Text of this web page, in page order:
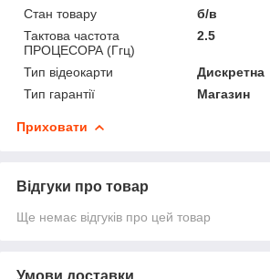
Стан товару
б/в
Тактова частота
ПРОЦЕСОРА (Ггц)
2.5
Тип відеокарти
Дискретна
Тип гарантії
Магазин
Приховати
Відгуки про товар
Ще немає відгуків про цей товар
Умови доставки